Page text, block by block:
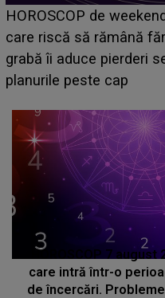
Emanuel a ținut ACEST
acum! În fața
face o MĂRTURISIRE
sa: "I-am spus și ei în
HOROSCOP 7 august
care intră într-o
de încercări.